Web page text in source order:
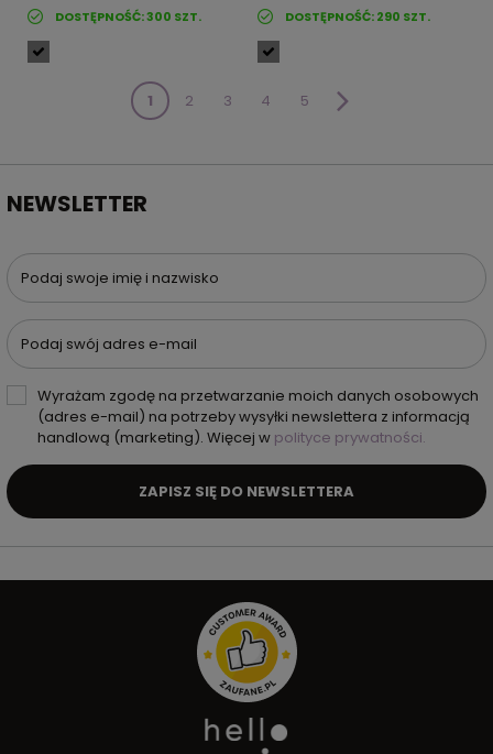
DOSTĘPNOŚĆ:300 SZT. DOSTĘPNOŚĆ:290 SZT.
1 2 3 4 5
NEWSLETTER
Podaj swoje imię i nazwisko
Podaj swój adres e-mail
Wyrażam zgodę na przetwarzanie moich danych osobowych
(adres e-mail) na potrzeby wysyłki newslettera z informacją
handlową (marketing). Więcej w polityce prywatności.
ZAPISZ SIĘ DO NEWSLETTERA